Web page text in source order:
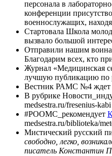
персонала в
конференции
военнослужащих,
Стартовала Школа
вызвало большой
Отправили нашим
Благодарим всех, кто
Журнал «Медицинская
лучшую публикацию по
Вестник РАМС №4
В рубрике
medsestra.ru/fresenius-kabi
#РООМС_рекомендует
medsestra.ru/biblioteka/
Мистический русский
свободно, легко,
писатель Константин